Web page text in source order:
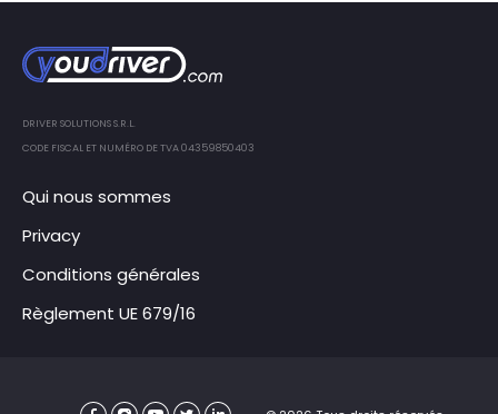
DRIVER SOLUTIONS S.R.L.
CODE FISCAL ET NUMÉRO DE TVA 04359850403
Qui nous sommes
Privacy
Conditions générales
Règlement UE 679/16